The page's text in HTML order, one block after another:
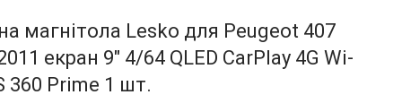
Напишіть нам в Telegram Фотогалерея
магнітола Lesko для Peugeot 407
екран 9" 4/64 QLED CarPlay 4G Wi-
360 Prime 1 шт.